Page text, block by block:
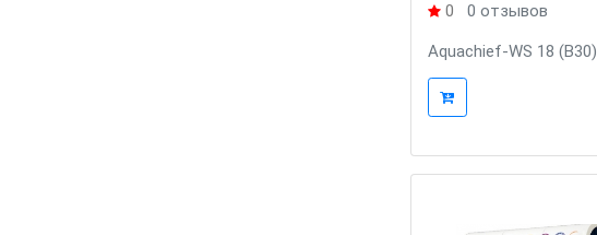
0 0 отзывов
Aquachief-WS 18 (B30)